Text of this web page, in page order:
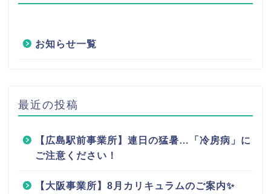
お知らせ一覧
最近の投稿
【広島駅前事業所】連日の猛暑…「冷房病」に
ご注意ください！
【大阪事業所】8月カリキュラムのご案内✨